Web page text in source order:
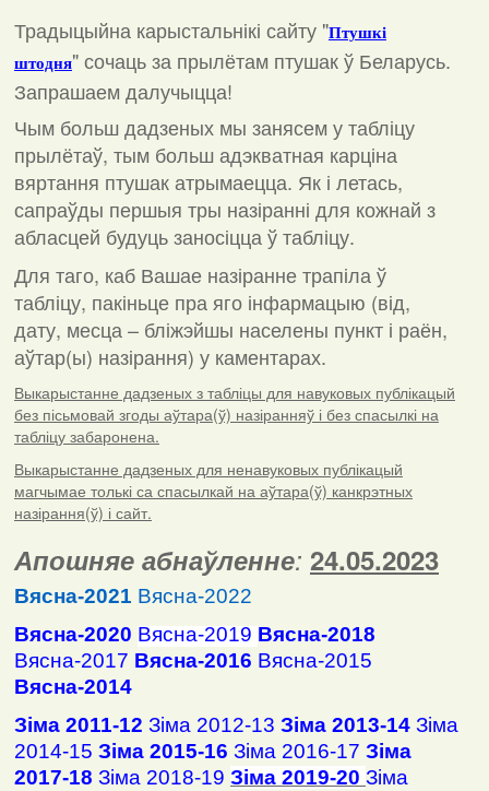
Традыцыйна карыстальнікі сайту "Птушкі
штодня"сочаць за прылётам птушак ў Беларусь.
Запрашаем далучыцца!
Чым больш дадзеных мы занясем у табліцу
прылётаў, тым больш адэкватная карціна
вяртання птушак атрымаецца. Як і летась,
сапраўды першыя тры назіранні для кожнай з
абласцей будуць заносіцца ў табліцу.
Для таго, каб Вашае назіранне трапіла ў
табліцу, пакіньце пра яго інфармацыю (від,
дату, месца – бліжэйшы населены пункт і раён,
аўтар(ы) назірання) у каментарах.
Выкарыстанне дадзеных з табліцы для навуковых публікацый
без пісьмовай згоды аўтара(ў) назіранняў і без спасылкі на
табліцу забаронена.
Выкарыстанне дадзеных для ненавуковых публікацый
магчымае толькі са спасылкай на аўтара(ў) канкрэтных
назірання(ў) і сайт.
Апошняе абнаўленне: 24.05.2023
Вясна-2021 Вясна-2022
Вясна-2020 Вясна-2019 Вясна-2018
Вясна-2017 Вясна-2016 Вясна-2015
Вясна-2014
Зіма 2011-12 Зіма 2012-13 Зіма 2013-14 Зіма
2014-15 Зіма 2015-16 Зіма 2016-17 Зіма
2017-18 Зіма 2018-19 Зіма 2019-20 Зіма